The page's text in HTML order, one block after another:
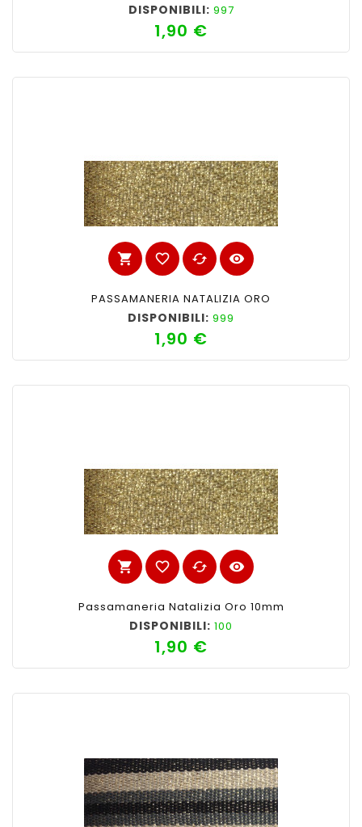
DISPONIBILI: 997
1,90 €
shopping_cart favorite_border cached visibility
PASSAMANERIA NATALIZIA ORO
DISPONIBILI: 999
1,90 €
shopping_cart favorite_border cached visibility
Passamaneria Natalizia Oro 10mm
DISPONIBILI: 100
1,90 €